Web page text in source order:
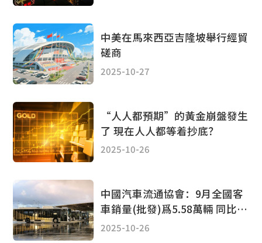
中美在馬來西亞吉隆坡舉行經貿
磋商
2025-10-27
“人人都預期”的黃金崩盤發生
了 現在人人都等着抄底？
2025-10-26
中國汽車流通協會：9月全國客
車銷量(批發)爲5.58萬輛 同比增
長33.7%
2025-10-26